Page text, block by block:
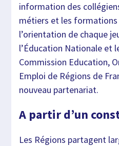
information des
métiers et les
l’orientation de chaque
l’Éducation Nationale et
Commission Education,
Emploi de Régions de
nouveau partenariat.
A partir d’un
Les Régions partagent